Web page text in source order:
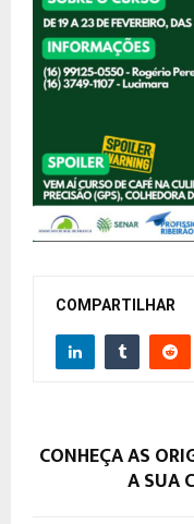
COMPARTILHAR
CONHEÇA AS
A SUA